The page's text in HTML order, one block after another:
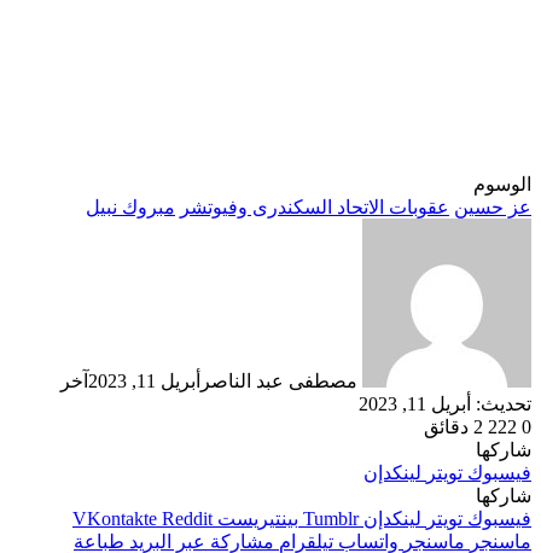
الوسوم
عز حسين عقوبات الاتحاد السكندرى وفيوتشر مبروك نبيل
مصطفى عبد الناصر أبريل 11, 2023
آخر
تحديث: أبريل 11, 2023
0
2 دقائق
شاركها
فيسبوك تويتر لينكدإن
شاركها
فيسبوك تويتر لينكدإن بينتيريست
ماسنجر ماسنجر واتساب تيلقرام مشاركة عبر البريد طباعة